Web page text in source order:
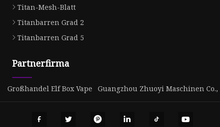
Titan-Mesh-Blatt
Titanbarren Grad 2
Titanbarren Grad 5
Partnerfirma
Großhandel Elf Box Vape Guangzhou Zhuoyi Maschinen Co.,